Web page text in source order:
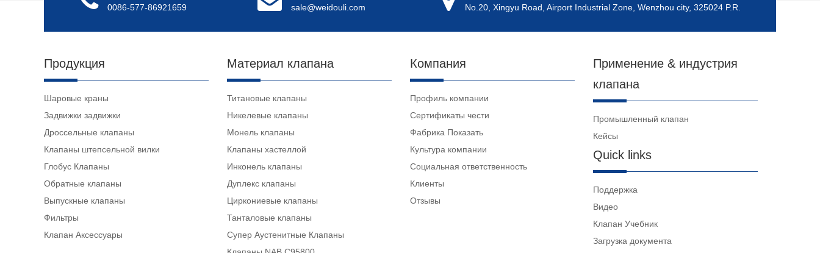
0086-577-86921659
sale@weidouli.com
No.20, Xingyu Road, Airport Industrial Zone, Wenzhou city, 325024 P.R.
Продукция
Шаровые краны
Задвижки задвижки
Дроссельные клапаны
Клапаны штепсельной вилки
Глобус Клапаны
Обратные клапаны
Выпускные клапаны
Фильтры
Клапан Аксессуары
Материал клапана
Титановые клапаны
Никелевые клапаны
Монель клапаны
Клапаны хастеллой
Инконель клапаны
Дуплекс клапаны
Циркониевые клапаны
Танталовые клапаны
Супер Аустенитные Клапаны
Компания
Профиль компании
Сертификаты чести
Фабрика Показать
Культура компании
Социальная ответственность
Клиенты
Отзывы
Применение & индустрия
клапана
Промышленный клапан
Кейсы
Quick links
Поддержка
Видео
Клапан Учебник
Загрузка документа